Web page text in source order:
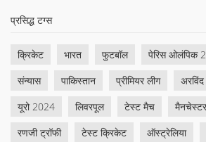
प्रसिद्ध टग्स
क्रिकेट भारत फुटबॉल पेरिस ओलंपिक
संन्यास
पाकिस्तान प्रीमियर लीग
यूरो 2024
लिवरपूल टेस्ट मैच
रणजी ट्रॉफी
टेस्ट क्रिकेट ऑस्ट्रेलिया